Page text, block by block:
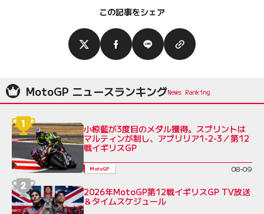
この記事をシェア
MotoGP ニュースランキング
小椋藍が3度目のメダル獲得。スプリントは
マルティンが制し、アプリリア1-2-3／第12
戦イギリスGP
MotoGP 08-09
2026年MotoGP第12戦イギリスGP TV放送
＆タイムスケジュール